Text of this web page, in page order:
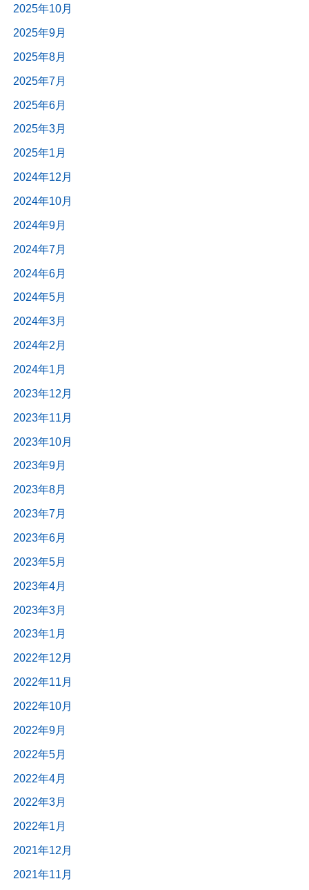
2025年10月
2025年9月
2025年8月
2025年7月
2025年6月
2025年3月
2025年1月
2024年12月
2024年10月
2024年9月
2024年7月
2024年6月
2024年5月
2024年3月
2024年2月
2024年1月
2023年12月
2023年11月
2023年10月
2023年9月
2023年8月
2023年7月
2023年6月
2023年5月
2023年4月
2023年3月
2023年1月
2022年12月
2022年11月
2022年10月
2022年9月
2022年5月
2022年4月
2022年3月
2022年1月
2021年12月
2021年11月